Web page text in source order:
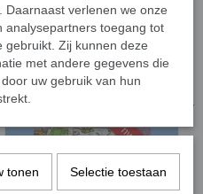
nw.prijs € 17.99
verlenen we onze
analysepartners toegang tot
gebruikt. Zij kunnen deze
met andere gegevens die
uw gebruik van hun
tonen Selectie toestaan